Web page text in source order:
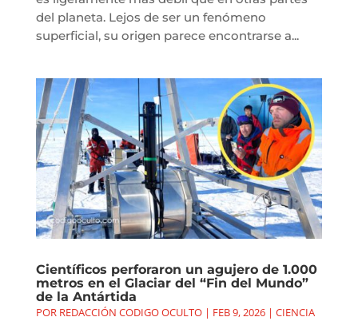
del planeta. Lejos de ser un fenómeno
superficial, su origen parece encontrarse a...
Científicos perforaron un agujero de 1.000
metros en el Glaciar del “Fin del Mundo”
de la Antártida
POR REDACCIÓN CODIGO OCULTO| FEB 9, 2026| CIENCIA